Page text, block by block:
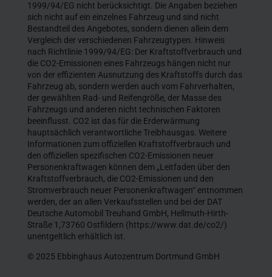
1999/94/EG nicht berücksichtigt. Die Angaben beziehen
sich nicht auf ein einzelnes Fahrzeug und sind nicht
Bestandteil des Angebotes, sondern dienen allein dem
Vergleich der verschiedenen Fahrzeugtypen. Hinweis
nach Richtlinie 1999/94/EG: Der Kraftstoffverbrauch und
die CO2-Emissionen eines Fahrzeugs hängen nicht nur
von der effizienten Ausnutzung des Kraftstoffs durch das
Fahrzeug ab, sondern werden auch vom Fahrverhalten,
der gewählten Rad- und Reifengröße, der Masse des
Fahrzeugs und anderen nicht technischen Faktoren
beeinflusst. CO2 ist das für die Erderwärmung
hauptsächlich verantwortliche Treibhausgas. Weitere
Informationen zum offiziellen Kraftstoffverbrauch und
den offiziellen spezifischen CO2-Emissionen neuer
Personenkraftwagen können dem „Leitfaden über den
Kraftstoffverbrauch, die CO2-Emissionen und den
Stromverbrauch neuer Personenkraftwagen“ entnommen
werden, der an allen Verkaufsstellen und bei der DAT
Deutsche Automobil Treuhand GmbH, Hellmuth-Hirth-
Straße 1,73760 Ostfildern (https://www.dat.de/co2/)
unentgeltlich erhältlich ist.
© 2025 Ebbinghaus Autozentrum Dortmund GmbH